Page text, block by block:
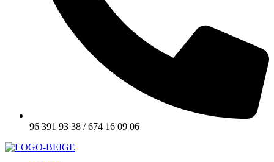
96 391 93 38 / 674 16 09 06